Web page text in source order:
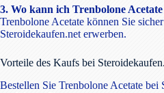
3. Wo kann ich Trenbolone
Trenbolone Acetate können Sie
Steroidekaufen.net erwerben.
Vorteile des Kaufs bei
Bestellen Sie Trenbolone Acetate bei